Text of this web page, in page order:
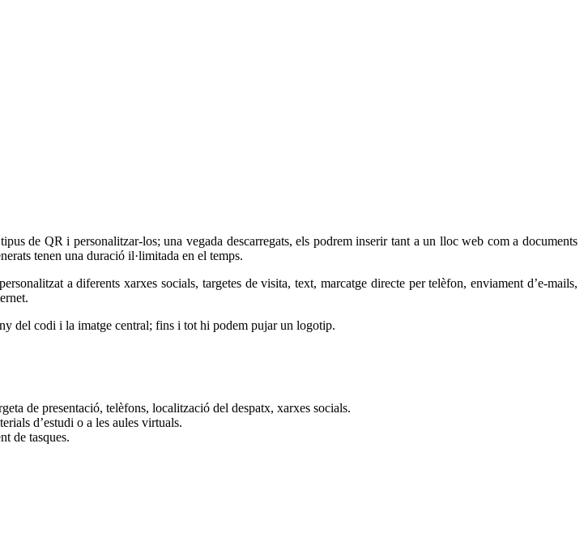
de QR i personalitzar-los; una vegada descarregats, els podrem inserir tant a un lloc web com a documents
tenen una duració il·limitada en el temps.
a diferents xarxes socials, targetes de visita, text, marcatge directe per telèfon, enviament d’e-mails,
del codi i la imatge central; fins i tot hi podem pujar un logotip.
de presentació, telèfons, localització del despatx, xarxes socials.
d’estudi o a les aules virtuals.
de tasques.